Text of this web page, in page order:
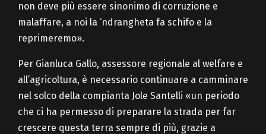
non deve più essere sinonimo di corruzione e
malaffare, a noi la ‘ndrangheta fa schifo e la
reprimeremo».
Per Gianluca Gallo, assessore regionale al welfare e
all’agricoltura, è necessario continuare a camminare
nel solco della compianta Jole Santelli «un periodo
che ci ha permesso di preparare la strada per far
crescere questa terra sempre di più, grazie a